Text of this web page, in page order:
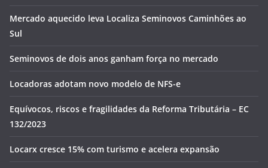
Mercado aquecido leva Localiza Seminovos Caminhões ao
Sul
Seminovos de dois anos ganham força no mercado
Locadoras adotam novo modelo de NFS-e
Equívocos, riscos e fragilidades da Reforma Tributária – EC
132/2023
Locarx cresce 15% com turismo e acelera expansão